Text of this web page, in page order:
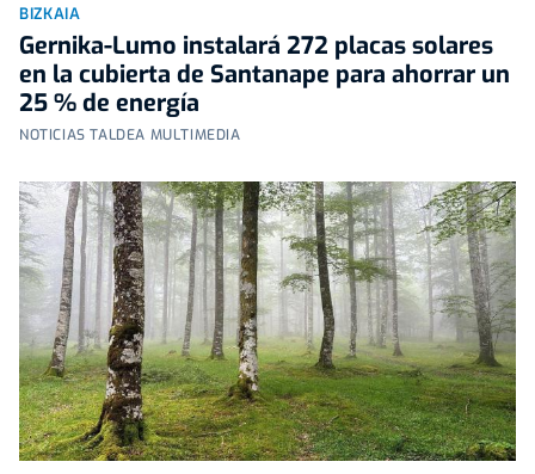
BIZKAIA
Gernika-Lumo instalará 272 placas solares
en la cubierta de Santanape para ahorrar un
25 % de energía
NOTICIAS TALDEA MULTIMEDIA